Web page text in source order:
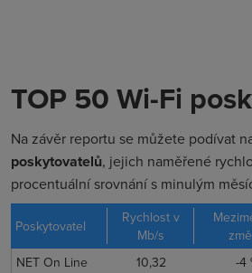
TOP 50 Wi-Fi
Na závěr reportu se můžete podívat
poskytovatelů, jejich naměřené
procentuální srovnání s minulým
Poskytovatel
Rychlost v
Mb/s
NET On Line
10,32 -4